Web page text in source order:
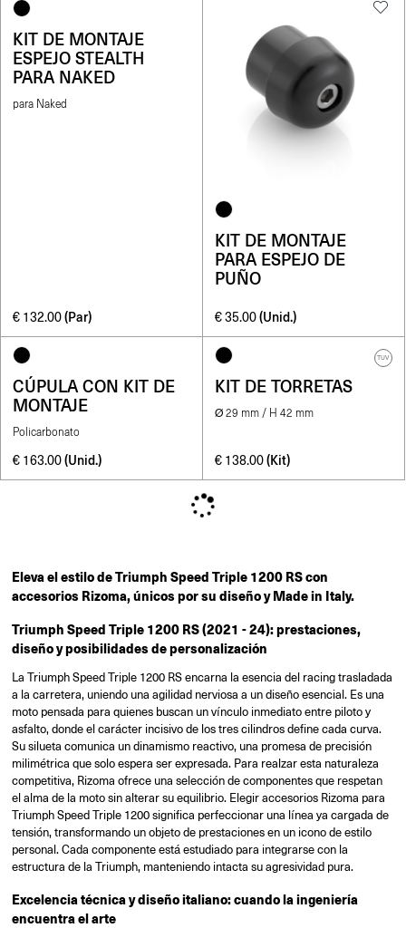
KIT DE MONTAJE
ESPEJO STEALTH
PARA NAKED
para Naked
€ 132.00 (Par)
KIT DE MONTAJE
PARA ESPEJO DE
PUÑO
€35.00 (Unid.)
CÚPULA CON KIT DE
MONTAJE
Policarbonato
€ 163.00 (Unid.)
TUV
KIT DE TORRETAS
Ø 29 mm / H 42 mm
€ 138.00 (Kit)
Eleva el estilo de Triumph Speed Triple 1200 RS con
accesorios Rizoma, únicos por su diseño y Made in Italy.
Triumph Speed Triple 1200 RS (2021 - 24): prestaciones,
diseño y posibilidades de personalización
La Triumph Speed Triple 1200 RS encarna la esencia del racing trasladada
a la carretera, uniendo una agilidad nerviosa a un diseño esencial. Es una
moto pensada para quienes buscan un vínculo inmediato entre piloto y
asfalto, donde el carácter incisivo de los tres cilindros define cada curva.
Su silueta comunica un dinamismo reactivo, una promesa de precisión
milimétrica que solo espera ser expresada. Para realzar esta naturaleza
competitiva, Rizoma ofrece una selección de componentes que respetan
el alma de la moto sin alterar su equilibrio. Elegir accesorios Rizoma para
Triumph Speed Triple 1200 significa perfeccionar una línea ya cargada de
tensión, transformando un objeto de prestaciones en un icono de estilo
personal. Cada componente está estudiado para integrarse con la
estructura de la Triumph, manteniendo intacta su agresividad pura.
Excelencia técnica y diseño italiano: cuando la ingeniería
encuentra el arte